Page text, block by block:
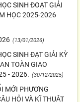
SINH ĐOẠT GIẢI
HỌC 2025-2026
(13/01/2026)
SINH ĐẠT GIẢI KỲ
TOÀN GIAO
- 2026. (30/12/2025)
MỚI PHƯƠNG
HỎI VÀ KĨ THUẬT